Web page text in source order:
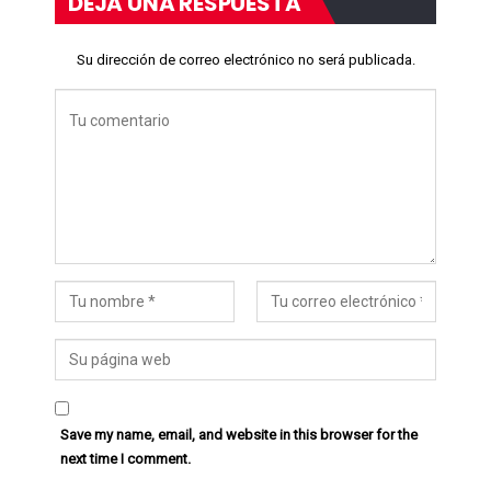
Su dirección de correo electrónico no será publicada.
Save my name, email, and website in this browser for the
next time I comment.